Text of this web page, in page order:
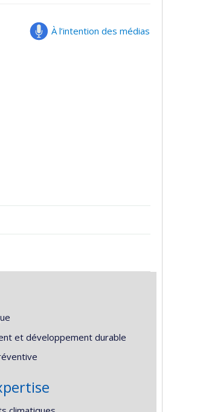
À l’intention des médias
et développement durable